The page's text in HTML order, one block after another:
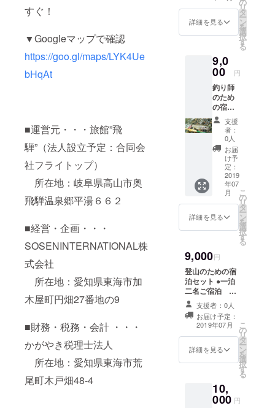
すぐ！
▼Googleマップで確認
https://goo.gl/maps/LYK4Ue
bHqAt
■運営元・・・旅館”飛
騨”（法人設立予定：合同会
社フライトップ）
所在地：岐阜県高山市奥
飛騨温泉郷平湯６６２
■経営・企画・・・
SOSENINTERNATIONAL株
式会社
所在地：愛知県東海市加
木屋町円畑27番地の9
■財務・税務・会計 ・・・
かがやき税理士法人
所在地：愛知県東海市荒
尾町木戸畑48-4
ジデンス小
樽”
入浴チケット付
※有効期限 (２０
１９年７月〜２
０２０年１１月)
詳細を見る
リ
タ
ー
ン
を
選
択
す
る
9,0
00 円
釣り師
のため
の宿泊
セット
●一泊二
名ご宿
泊
or 二
泊一名
ご宿泊
●朝食
サービ
ス ●
フィッ
シング
ポイン
内 ※有
効期限
(２０１
９年７
月〜２
０２０
年１１
月)
支援
者：
0人
お届
け予
定：
2019
年07
月
詳細を見る
こ
の
リ
タ
ー
ン
を
選
択
す
る
9,000円
登山のための宿
泊セット ●一泊
二名ご宿泊
or 二泊一名ご
宿泊 ●朝食サー
ビス ●登山ポイ
ントご案内 ※有
効期限 (２０１９
年７月〜２０２
支援者：0人
お届け予定：
2019年07月
詳細を見る
こ
の
リ
タ
ー
ン
を
選
択
す
る
10,
000 円